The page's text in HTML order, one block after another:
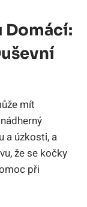
Domácí:
mít
a úzkosti, a
že se kočky
při